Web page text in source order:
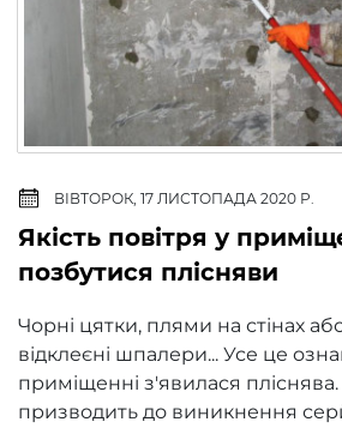
ВІВТОРОК, 17 ЛИСТОПАДА 2020 Р.
​Якість повітря у
позбутися плісняви
Чорні цятки, плями на стінах
відклеєні шпалери... Усе це
приміщенні з'явилася
призводить до виникнення